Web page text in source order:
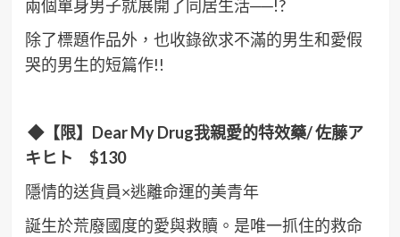
兩個單身男子就展開了同居生活──!?
除了標題作品外，也收錄欲求不滿的男生和愛假
哭的男生的短篇作!!
◆【限】Dear My Drug我親愛的特效藥/佐藤ア
キヒト $130
隱情的送貨員×逃離命運的美青年
誕生於荒廢國度的愛與救贖。是唯一抓住的救命